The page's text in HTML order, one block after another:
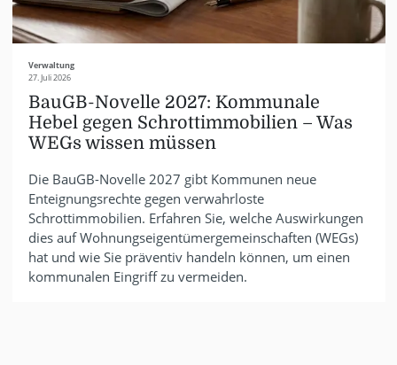
Verwaltung
27. Juli 2026
BauGB-Novelle 2027: Kommunale
Hebel gegen Schrottimmobilien – Was
WEGs wissen müssen
Die BauGB-Novelle 2027 gibt Kommunen neue
Enteignungsrechte gegen verwahrloste
Schrottimmobilien. Erfahren Sie, welche Auswirkungen
dies auf Wohnungseigentümergemeinschaften (WEGs)
hat und wie Sie präventiv handeln können, um einen
kommunalen Eingriff zu vermeiden.